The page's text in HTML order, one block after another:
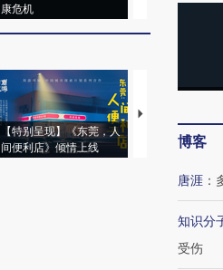
康危机
【特别呈现】《东莞，人
间便利店》倾情上线
【推广】走进第
会，让数智科技“
博客
唐涯 ：
知识分
受伤